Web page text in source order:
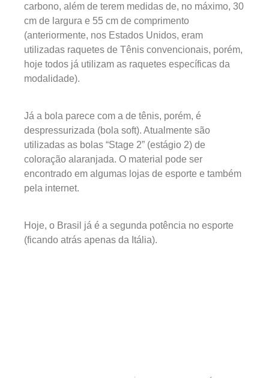
carbono, além de terem medidas de, no máximo, 30
cm de largura e 55 cm de comprimento
(anteriormente, nos Estados Unidos, eram
utilizadas raquetes de Tênis convencionais, porém,
hoje todos já utilizam as raquetes específicas da
modalidade).
Já a bola parece com a de tênis, porém, é
despressurizada (bola soft). Atualmente são
utilizadas as bolas “Stage 2” (estágio 2) de
coloração alaranjada. O material pode ser
encontrado em algumas lojas de esporte e também
pela internet.
Hoje, o Brasil já é a segunda potência no esporte
(ficando atrás apenas da Itália).